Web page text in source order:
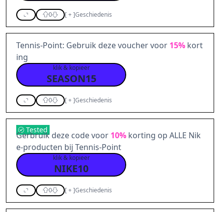
0 [+]Geschiedenis
Tennis-Point: Gebruik deze voucher voor 15% kort
ing
klik & kopieer
SEASON15
0 [+]Geschiedenis
Tested
Gerbruik deze code voor 10% korting op ALLE Nik
e-producten bij Tennis-Point
klik & kopieer
NIKE10
0 [+]Geschiedenis